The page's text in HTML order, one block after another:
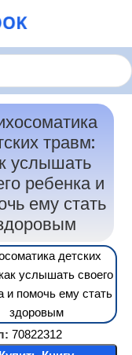
Психосоматики
травм:
услышать
ребенка и
ему стать
детских
услышать своего
и помочь ему стать
здоровым
70822312